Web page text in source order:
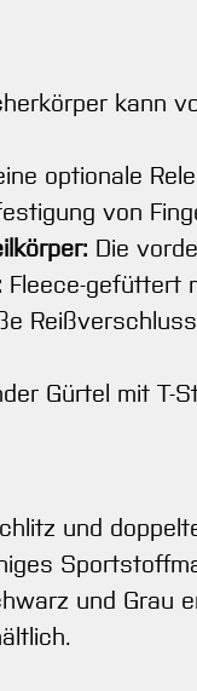
kann
optionale
von
Die
Fleece-gefüttert
Gürtel mit T-
und
und Grau